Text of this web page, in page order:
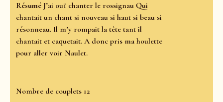
Résumé J’ai ouï chanter le rossignau Qui
chantait un chant si nouveau si haut si beau si
résonneau. Il m’y rompait la tête tant il
chantait et caquetait. A donc pris ma houlette
pour aller voir Naulet.
Nombre de couplets 12